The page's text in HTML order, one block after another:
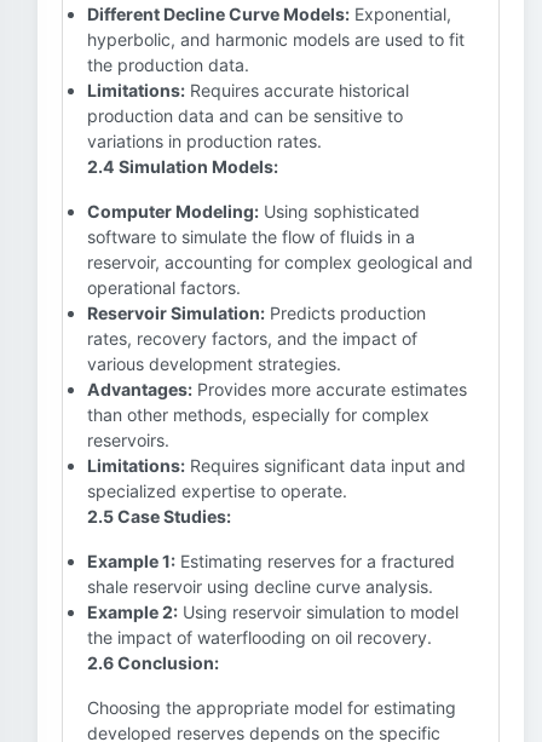
Different Decline Curve Models: Exponential,
hyperbolic, and harmonic models are used to fit
the production data.
Limitations: Requires accurate historical
production data and can be sensitive to
variations in production rates.
2.4 Simulation Models:
Computer Modeling: Using sophisticated
software to simulate the flow of fluids in a
reservoir, accounting for complex geological and
operational factors.
Reservoir Simulation: Predicts production
rates, recovery factors, and the impact of
various development strategies.
Advantages: Provides more accurate estimates
than other methods, especially for complex
reservoirs.
Limitations: Requires significant data input and
specialized expertise to operate.
2.5 Case Studies:
Example 1: Estimating reserves for a fractured
shale reservoir using decline curve analysis.
Example 2: Using reservoir simulation to model
the impact of waterflooding on oil recovery.
2.6 Conclusion:
Choosing the appropriate model for estimating
developed reserves depends on the specific